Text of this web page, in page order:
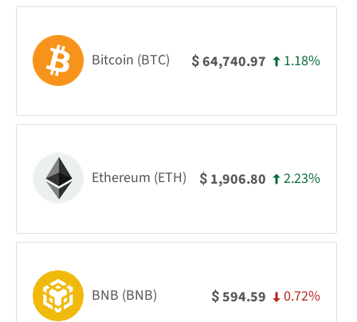
Bitcoin (BTC) $64,740.97 1.18%
Ethereum (ETH) $ 1,906.80 2.23%
BNB (BNB) $594.59 0.72%